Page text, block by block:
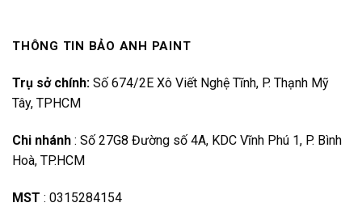
THÔNG TIN BẢO ANH PAINT
Trụ sở chính: Số 674/2E Xô Viết Nghệ Tĩnh, P. Thạnh Mỹ
Tây, TPHCM
Chi nhánh : Số 27G8 Đường số 4A, KDC Vĩnh Phú 1, P. Bình
Hoà, TP.HCM
MST : 0315284154